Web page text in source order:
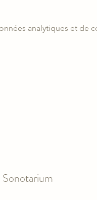
analytiques et de
Sonotarium